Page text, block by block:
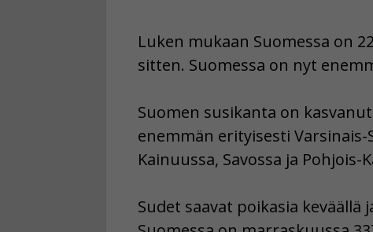
Luken mukaan Suomessa on
sitten. Suomessa on nyt
Suomen susikanta on
enemmän erityisesti Varsinais-
Kainuussa, Savossa ja Pohjois-
Sudet saavat poikasia keväällä